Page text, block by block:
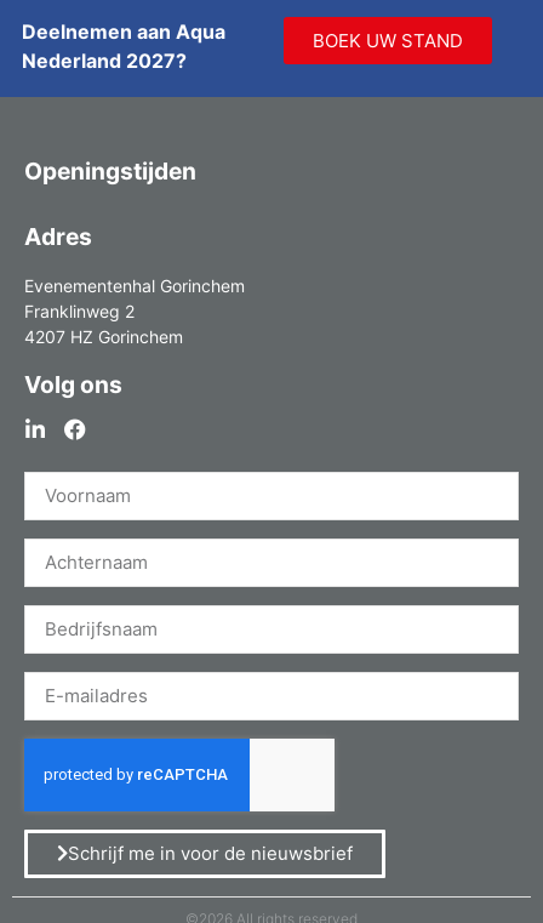
Deelnemen aan Aqua
Nederland 2027?
BOEK UW STAND
Openingstijden
Adres
Evenementenhal Gorinchem
Franklinweg 2
4207 HZ Gorinchem
Volg ons
Schrijf me in voor de nieuwsbrief
©2026 All rights reserved